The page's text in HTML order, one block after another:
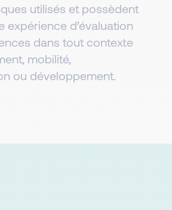
utilisés et possèdent
expérience d’évaluation
dans tout contexte
mobilité,
ou développement.